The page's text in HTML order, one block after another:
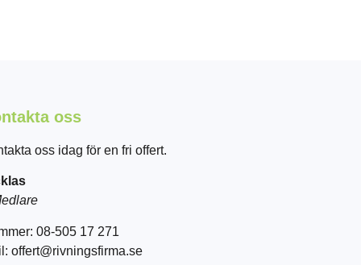
oss
oss idag för en fri offert.
08-505 17 271
offert@rivningsfirma.se